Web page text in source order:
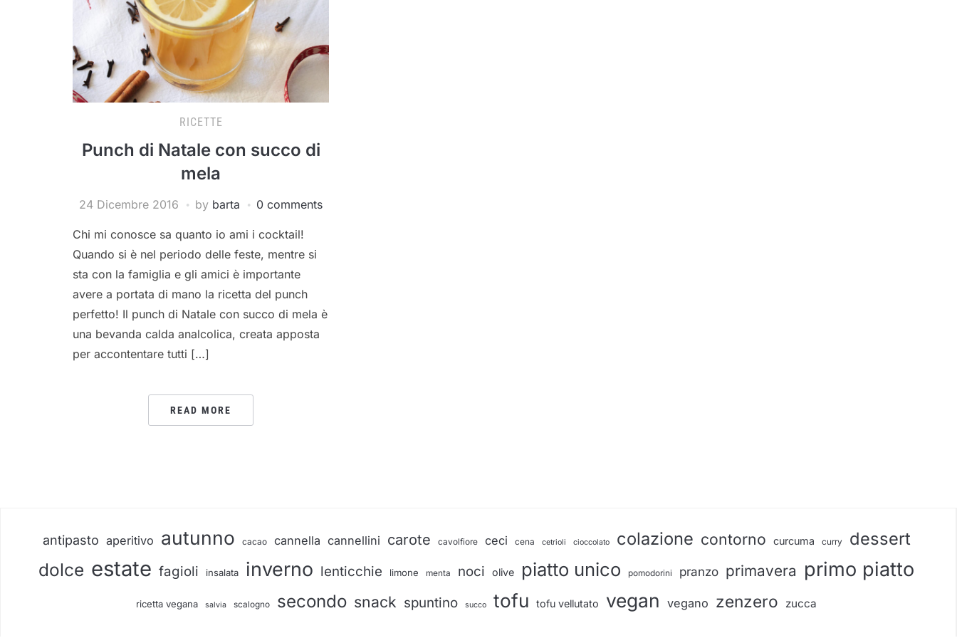
RICETTE
Punch di Natale con succo di
mela
24 Dicembre 2016 by barta 0 comments
Chi mi conosce sa quanto io ami i cocktail!
Quando si è nel periodo delle feste, mentre si
sta con la famiglia e gli amici è importante
avere a portata di mano la ricetta del punch
perfetto! Il punch di Natale con succo di mela è
una bevanda calda analcolica, creata apposta
per accontentare tutti […]
READ MORE
antipasto aperitivo autunno cacao cannella cannellini carote cavolfiore ceci cena cetrioli cioccolato colazione contorno curcuma curry dessert
dolce estate fagioli insalata inverno lenticchie limone menta noci olive piatto unico pomodorini pranzo primavera primo piatto
ricetta vegana salvia scalogno secondo snack spuntino succo tofu tofu vellutato vegan vegano zenzero zucca